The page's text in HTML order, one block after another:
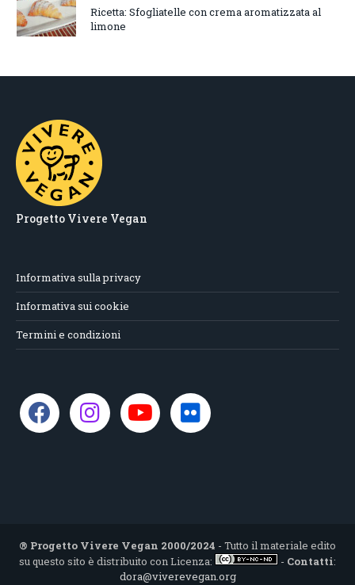
Ricetta: Sfogliatelle con crema aromatizzata al
limone
Progetto Vivere Vegan
Informativa sulla privacy
Informativa sui cookie
Termini e condizioni
® Progetto Vivere Vegan 2000/2024 - Tutto il materiale edito
su questo sito è distribuito con Licenza:
- Contatti:
dora@viverevegan.org